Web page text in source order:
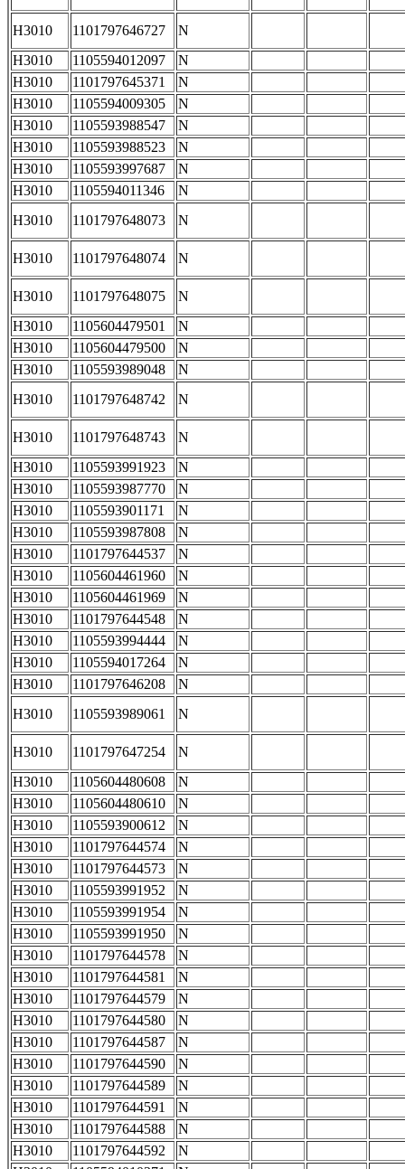
H3010 1101797646727
N
H3010
1105594012097
N
H3010
1101797645371
N
H3010
1105594009305
N
H3010
1105593988547
N
H3010
1105593988523
N
H3010
1105593997687
N
H3010
1105594011346
N
H3010
1101797648073 N
H3010 1101797648074 N
H3010 1101797648075
N
H3010
1105604479501
N
H3010
1105604479500
N
H3010
1105593989048
N
H3010
1101797648742 N
H3010 1101797648743
N
H3010
1105593991923
N
H3010
1105593987770
N
H3010
1105593901171
N
H3010
1105593987808
N
H3010
1101797644537
N
H3010
1105604461960
N
H3010
1105604461969
N
H3010
1101797644548
N
H3010
1105593994444
N
H3010
1105594017264
N
H3010
1101797646208
N
H3010
1105593989061 N
H3010 1101797647254
N
H3010
1105604480608
N
H3010
1105604480610
N
H3010
1105593900612
N
H3010
1101797644574
N
H3010
1101797644573
N
H3010
1105593991952
N
H3010
1105593991954
N
H3010
1105593991950
N
H3010
1101797644578
N
H3010
1101797644581
N
H3010
1101797644579
N
H3010
1101797644580
N
H3010
1101797644587
N
H3010
1101797644590
N
H3010
1101797644589
N
H3010
1101797644591
N
H3010
1101797644588
N
H3010
1101797644592
N